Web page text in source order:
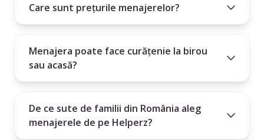
Care sunt prețurile menajerelor?
Menajera poate face curățenie la birou
sau acasă?
De ce sute de familii din România aleg
menajerele de pe Helperz?